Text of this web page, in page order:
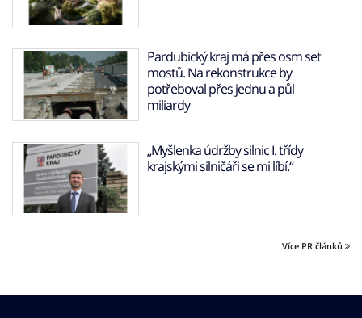
Pardubický kraj má přes osm set
mostů. Na rekonstrukce by
potřeboval přes jednu a půl
miliardy
„Myšlenka údržby silnic I. třídy
krajskými silničáři se mi líbí.“
Více PR článků